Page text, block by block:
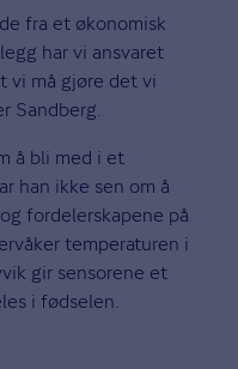
fra et økonomisk
har vi ansvaret
vi må gjøre det vi
Sandberg.
å bli med i et
han ikke sen om å
fordelerskapene på
temperaturen i
gir sensorene et
i fødselen.